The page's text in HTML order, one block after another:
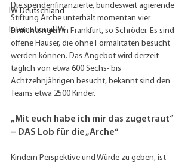
IW Deutschland
International IW
Die spendenfinanzierte, bundesweit agierende
Stiftung Arche unterhält momentan vier
Einrichtungen in Frankfurt, so Schröder. Es sind
offene Häuser, die ohne Formalitäten besucht
werden können. Das Angebot wird derzeit
täglich von etwa 600 Sechs- bis
Achtzehnjährigen besucht, bekannt sind den
Teams etwa 2500 Kinder.
„Mit euch habe ich mir das zugetraut“
– DAS Lob für die „Arche“
Kindern Perspektive und Würde zu geben, ist